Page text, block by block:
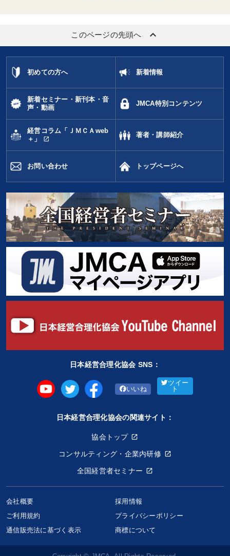
このページの先頭へ keyboard_arrow_up
初めての方へ 新着情報
新着セミナー・新刊本・音
声・動画
JMCA特別コンテンツ
経営コラム「ＪＭＣＡweb
＋」
open_in_new
著者・講師紹介
お問い合わせ トップページへ
日本経営合理化協会 SNS：
いいね
ツイー
ト
日本経営合理化協会の関連サイト：
協会トップ
コンサルティング・企業内研修
全国経営者セミナー
会社概要
採用情報
ご利用規約
プライバシーポリシー
通信販売法に基づく表示
商標について
【東京開催】経営・投資の座『十人会』
セミナー選択